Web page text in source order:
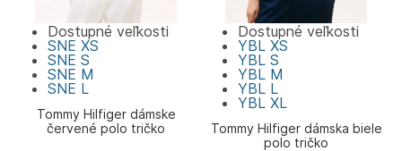
Tommy Hilfiger dámske
červené polo tričko
Dostupné veľkosti
SNE XS
SNE S
SNE M
SNE L
Tommy Hilfiger dámska biele
polo tričko
Dostupné veľkosti
YBL XS
YBL S
YBL M
YBL L
YBL XL